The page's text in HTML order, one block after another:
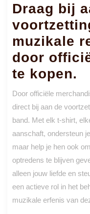
Draag bij
muzikale
door
te kopen.
Door officiële
direct bij aan de
band. Met elk t-shirt,
aanschaft, ondersteun
maar help je hen ook
optredens te blijven
alleen jouw liefde en
een actieve rol in het
muzikale erfenis van